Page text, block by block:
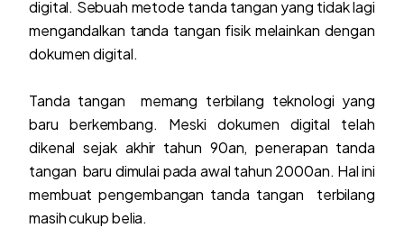
digital. Sebuah metode tanda tangan yang tidak lagi
mengandalkan tanda tangan fisik melainkan dengan
dokumen digital.
Tanda tangan memang terbilang teknologi yang
baru berkembang. Meski dokumen digital telah
dikenal sejak akhir tahun 90an, penerapan tanda
tangan baru dimulai pada awal tahun 2000an. Hal ini
membuat pengembangan tanda tangan terbilang
masih cukup belia.